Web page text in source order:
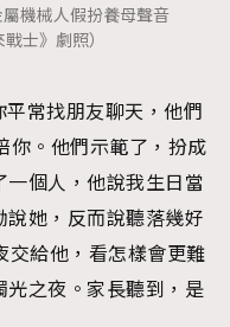
機械人假扮養母聲音
士》劇照）
平常找朋友聊天，他們
你。他們示範了，扮成
一個人，他說我生日當
她，反而說聽落幾好
交給他，看怎樣會更難
之夜。家長聽到，是